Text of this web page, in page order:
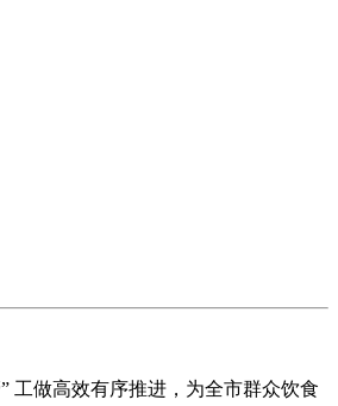
做高效有序推进，为全市群众饮食